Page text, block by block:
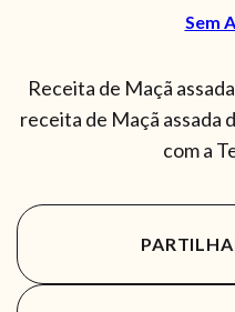
Sem
Receita de Maçã
receita de Maçã assada
com a